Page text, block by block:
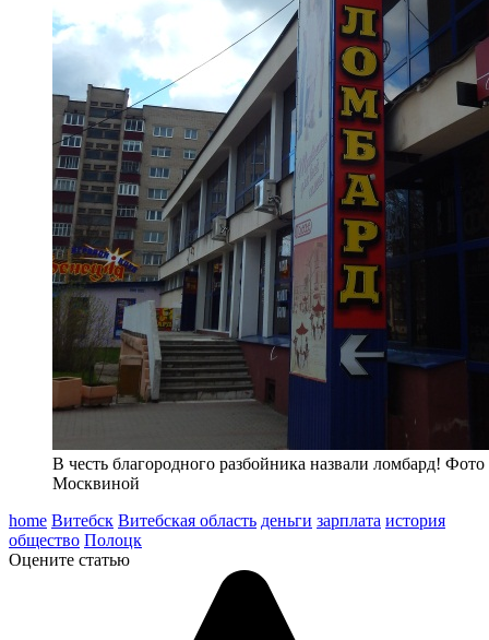
В честь благородного разбойника назвали ломбард!
Москвиной
home Витебск Витебская область деньги зарплата история
общество Полоцк
Оцените статью